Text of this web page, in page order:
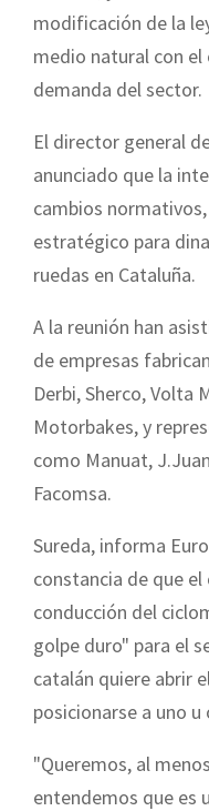
modificación de la
medio natural con
demanda del sector.
El director general
anunciado que la
cambios
estratégico para
ruedas en Cataluña.
A la reunión han
de empresas
Derbi, Sherco, Volta
Motorbakes, y
como Manuat,
Facomsa.
Sureda, informa
constancia de que
conducción del
golpe duro" para el
catalán quiere abrir
posicionarse a uno
"Queremos, al
entendemos que es